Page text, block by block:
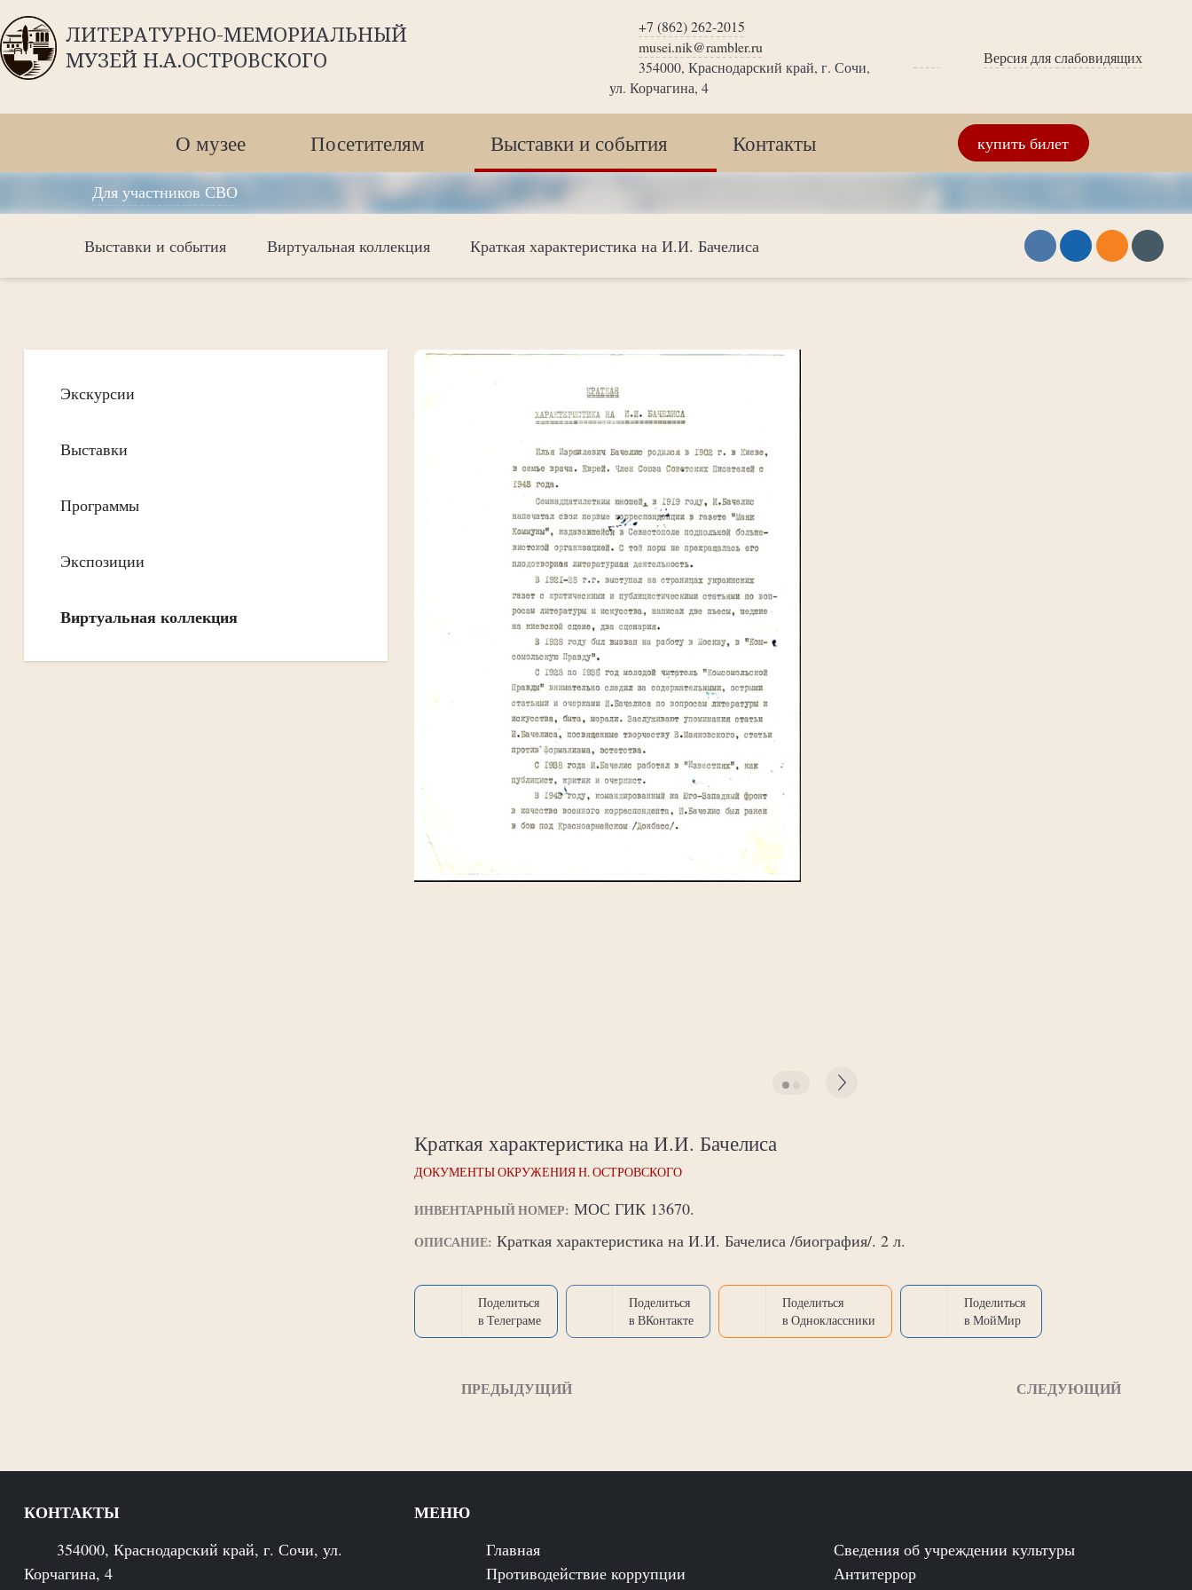
ЛИТЕРАТУРНО-МЕМОРИАЛЬНЫЙ
МУЗЕЙ Н.А.ОСТРОВСКОГО
+7 (862) 262-2015
musei.nik@rambler.ru
354000, Краснодарский край, г. Сочи,
ул. Корчагина, 4
Версия для слабовидящих
О музее Посетителям Выставки и события Контакты купить билет
Для участников СВО
Выставки и события Виртуальная коллекция Краткая характеристика на И.И. Бачелиса
Экскурсии
Выставки
Программы
Экспозиции
Виртуальная коллекция
Краткая характеристика на И.И. Бачелиса
ДОКУМЕНТЫ ОКРУЖЕНИЯ Н. ОСТРОВСКОГО
ИНВЕНТАРНЫЙ НОМЕР: МОС ГИК 13670.
ОПИСАНИЕ: Краткая характеристика на И.И. Бачелиса /биография/. 2 л.
Поделиться
в Телеграме
Поделиться
в ВКонтакте
Поделиться
в Одноклассники
Поделиться
в МойМир
ПРЕДЫДУЩИЙ СЛЕДУЮЩИЙ
КОНТАКТЫ
354000, Краснодарский край, г. Сочи, ул.
Корчагина, 4
МЕНЮ
Главная
Сведения об учреждении культуры
Противодействие коррупции
Антитеррор